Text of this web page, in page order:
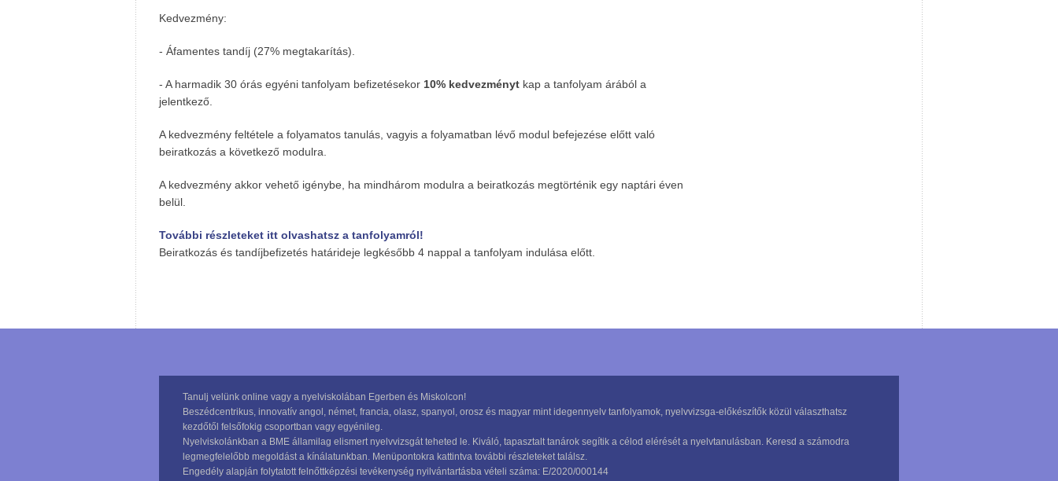
Kedvezmény:
- Áfamentes tandíj (27% megtakarítás).
- A harmadik 30 órás egyéni tanfolyam befizetésekor 10% kedvezményt kap a tanfolyam árából a
jelentkező.
A kedvezmény feltétele a folyamatos tanulás, vagyis a folyamatban lévő modul befejezése előtt való
beiratkozás a következő modulra.
A kedvezmény akkor vehető igénybe, ha mindhárom modulra a beiratkozás megtörténik egy naptári éven
belül.
További részleteket itt olvashatsz a tanfolyamról!
Beiratkozás és tandíjbefizetés határideje legkésőbb 4 nappal a tanfolyam indulása előtt.
Tanulj velünk online vagy a nyelviskolában Egerben és Miskolcon!
Beszédcentrikus, innovatív angol, német, francia, olasz, spanyol, orosz és magyar mint idegennyelv tanfolyamok, nyelvvizsga-előkészítők közül választhatsz
kezdőtől felsőfokig csoportban vagy egyénileg.
Nyelviskolánkban a BME államilag elismert nyelvvizsgát teheted le. Kiváló, tapasztalt tanárok segítik a célod elérését a nyelvtanulásban. Keresd a számodra
legmegfelelőbb megoldást a kínálatunkban. Menüpontokra kattintva további részleteket találsz.
Engedély alapján folytatott felnőttképzési tevékenység nyilvántartásba vételi száma: E/2020/000144